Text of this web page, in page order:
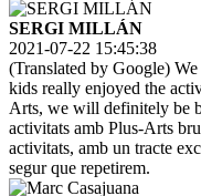
SERGI MILLÁN
2021-07-22 15:45:38
(Translated by Google)
kids really enjoyed the
Arts, we will definitely be
activitats amb Plus-Arts
activitats, amb un tracte
segur que repetirem.